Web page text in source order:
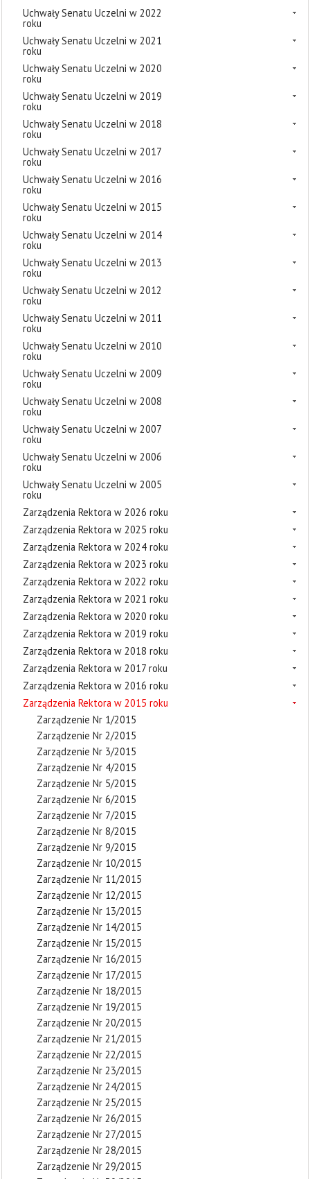
Uchwały Senatu Uczelni w 2022
roku
Uchwały Senatu Uczelni w 2021
roku
Uchwały Senatu Uczelni w 2020
roku
Uchwały Senatu Uczelni w 2019
roku
Uchwały Senatu Uczelni w 2018
roku
Uchwały Senatu Uczelni w 2017
roku
Uchwały Senatu Uczelni w 2016
roku
Uchwały Senatu Uczelni w 2015
roku
Uchwały Senatu Uczelni w 2014
roku
Uchwały Senatu Uczelni w 2013
roku
Uchwały Senatu Uczelni w 2012
roku
Uchwały Senatu Uczelni w 2011
roku
Uchwały Senatu Uczelni w 2010
roku
Uchwały Senatu Uczelni w 2009
roku
Uchwały Senatu Uczelni w 2008
roku
Uchwały Senatu Uczelni w 2007
roku
Uchwały Senatu Uczelni w 2006
roku
Uchwały Senatu Uczelni w 2005
roku
Zarządzenia Rektora w 2026 roku
Zarządzenia Rektora w 2025 roku
Zarządzenia Rektora w 2024 roku
Zarządzenia Rektora w 2023 roku
Zarządzenia Rektora w 2022 roku
Zarządzenia Rektora w 2021 roku
Zarządzenia Rektora w 2020 roku
Zarządzenia Rektora w 2019 roku
Zarządzenia Rektora w 2018 roku
Zarządzenia Rektora w 2017 roku
Zarządzenia Rektora w 2016 roku
Zarządzenia Rektora w 2015 roku
Zarządzenie Nr 1/2015
Zarządzenie Nr 2/2015
Zarządzenie Nr 3/2015
Zarządzenie Nr 4/2015
Zarządzenie Nr 5/2015
Zarządzenie Nr 6/2015
Zarządzenie Nr 7/2015
Zarządzenie Nr 8/2015
Zarządzenie Nr 9/2015
Zarządzenie Nr 10/2015
Zarządzenie Nr 11/2015
Zarządzenie Nr 12/2015
Zarządzenie Nr 13/2015
Zarządzenie Nr 14/2015
Zarządzenie Nr 15/2015
Zarządzenie Nr 16/2015
Zarządzenie Nr 17/2015
Zarządzenie Nr 18/2015
Zarządzenie Nr 19/2015
Zarządzenie Nr 20/2015
Zarządzenie Nr 21/2015
Zarządzenie Nr 22/2015
Zarządzenie Nr 23/2015
Zarządzenie Nr 24/2015
Zarządzenie Nr 25/2015
Zarządzenie Nr 26/2015
Zarządzenie Nr 27/2015
Zarządzenie Nr 28/2015
Zarządzenie Nr 29/2015